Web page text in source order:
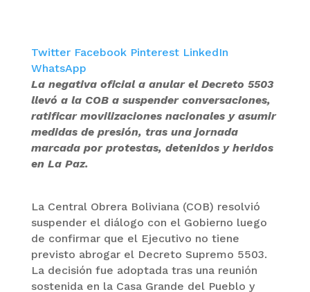
Twitter Facebook Pinterest LinkedIn
WhatsApp
La negativa oficial a anular el Decreto 5503
llevó a la COB a suspender conversaciones,
ratificar movilizaciones nacionales y asumir
medidas de presión, tras una jornada
marcada por protestas, detenidos y heridos
en La Paz.
La Central Obrera Boliviana (COB) resolvió
suspender el diálogo con el Gobierno luego
de confirmar que el Ejecutivo no tiene
previsto abrogar el Decreto Supremo 5503.
La decisión fue adoptada tras una reunión
sostenida en la Casa Grande del Pueblo y